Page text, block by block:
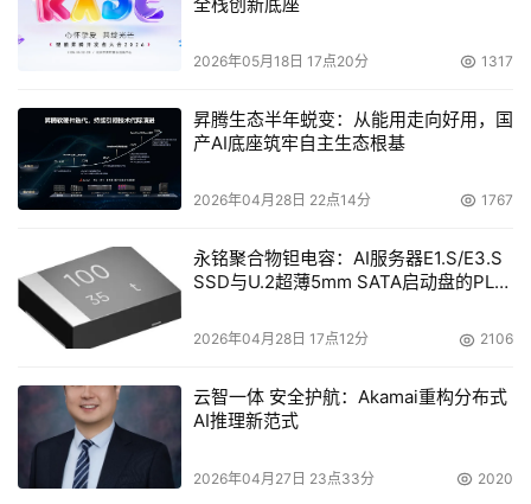
另外这个就是适应性基础设施的IT的服务链，在这个方面有
不同的构成，这是未来一种我们的IT服务链。我们用这种标
的组合，他们有这样的业务组合，也就是说要求我们的IT系
统能够实现这样的业务组合，他们非常的关注IT系统是否能
够帮助他们，有没有可用性，是不是也非常的可靠。因此，
管理。而且我们还有内置的业务的连续性、可用性。
现在我们来讲一下我们要帮助我们的客户更好的理解我们的
基于业务优先灵活的基础设施的引进。我们要提高服务的质
量，我们要提高变更速度。在我们现在这个环境下，我们可
以看到我们从不同的过去数据中心过渡到新一代数据中心，
这是这样一张图。
2026年05月18日 17点20分 1317
昇腾生态半年蜕变：从能用走向好用，国
产AI底座筑牢自主生态根基
2026年04月28日 22点14分 1767
永铭聚合物钽电容：AI服务器E1.S/E3.S
SSD与U.2超薄5mm SATA启动盘的PLP
2026年04月28日 17点12分 2106
云智一体 安全护航：Akamai重构分布式
AI推理新范式
2026年04月27日 23点33分 2020